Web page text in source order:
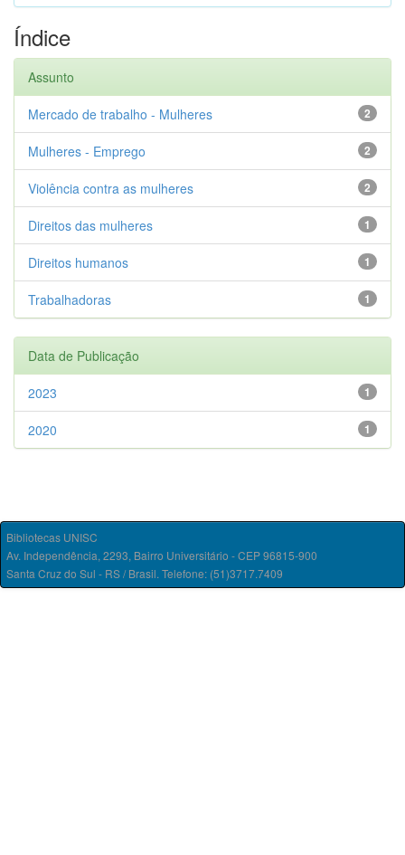
Índice
Assunto
2
Mercado de trabalho - Mulheres
2
Mulheres - Emprego
2
Violência contra as mulheres
1
Direitos das mulheres
1
Direitos humanos
1
Trabalhadoras
Data de Publicação
1
2023
1
2020
Bibliotecas UNISC
Av. Independência, 2293, Bairro Universitário - CEP 96815-900
Santa Cruz do Sul - RS / Brasil. Telefone: (51)3717.7409